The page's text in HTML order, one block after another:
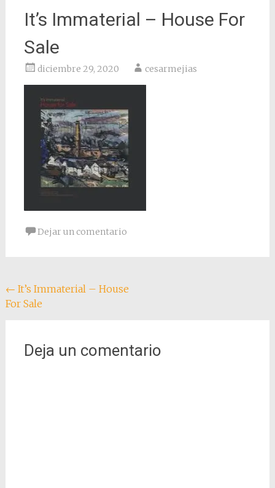
It’s Immaterial – House For
Sale
diciembre 29, 2020 cesarmejias
Dejar un comentario
Navegación
de
← It’s Immaterial – House
For Sale
Deja un comentario